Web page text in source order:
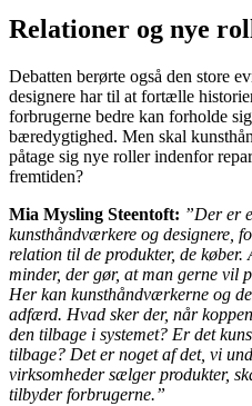
Relationer og nye
Debatten berørte også den store
designere har til at fortælle
forbrugerne bedre kan forholde
bæredygtighed. Men skal
påtage sig nye roller indenfor
fremtiden?
Mia Mysling Steentoft: ”Der er
kunsthåndværkere og designere,
relation til de produkter, de
minder, der gør, at man gerne vil
Her kan kunsthåndværkerne og
adfærd. Hvad sker der, når
den tilbage i systemet? Er det
tilbage? Det er noget af det, vi
virksomheder sælger produkter,
tilbyder forbrugerne.”